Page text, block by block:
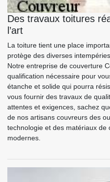
Des travaux toitures
l’art
La toiture tient une place
protège des diverses
Notre entreprise de couverture
qualification nécessaire pour
étanche et solide qui pourra
vous fournir des travaux de
attentes et exigences, sachez
de nos artisans couvreurs des
technologie et des matériaux de
modernes.